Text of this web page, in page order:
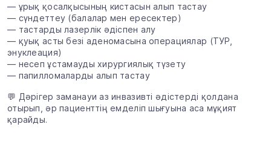
— ұрық қосалқысының кистасын алып тастау
— сүндеттеу (балалар мен ересектер)
— тастарды лазерлік әдіспен алу
— қуық асты безі аденомасына операциялар (ТУР,
энуклеация)
— несеп ұстамауды хирургиялық түзету
— папилломаларды алып тастау
💬 Дәрігер заманауи аз инвазивті әдістерді қолдана
отырып, әр пациенттің емделіп шығуына аса мұқият
қарайды.